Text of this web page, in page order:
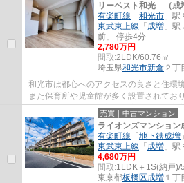
リーベスト和光 （成
有楽町線 「 和光市 」
東武東上線 「 成増 」
前」 停歩4分
2,780万円
間取:2LDK/60.76㎡
埼玉県和光市新倉 ２丁
和光市は都心へのアクセスの良さと住環
また保育所や児童館が多く設置されてお
れていますので、子育て環境が非常に充
売買｜中古マンション
ライオンズマンション
有楽町線 「 地下鉄成増
東武東上線 「 成増 」
4,680万円
間取:1LDK＋1S(納戸)/
東京都板橋区成増 １丁